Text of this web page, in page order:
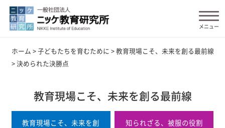
ホーム > 子どもたちを育むために > 教育現場こそ、未来を創る最前線
> 決められた決勝点
教育現場こそ、未来を創る最前線
教育現場こそ、未来を創
知られざる、被服の役割